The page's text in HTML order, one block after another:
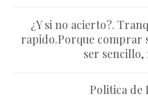
¿Y si no acierto?.
rapido.Porque comprar
ser sencillo,
Politica de